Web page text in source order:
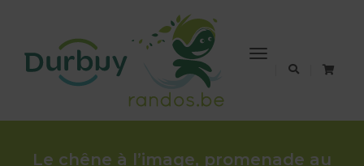
Toggle
Navigation
Le chêne à l’image, promenade au